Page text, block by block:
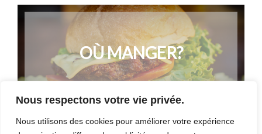
Nous respectons votre vie privée.
Nous utilisons des cookies pour améliorer votre expérience
OÙ MANGER?